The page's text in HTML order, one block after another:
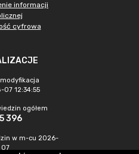
informacji
cyfrowa
12:34:55
ogółem
396
w m-cu 2026-
07